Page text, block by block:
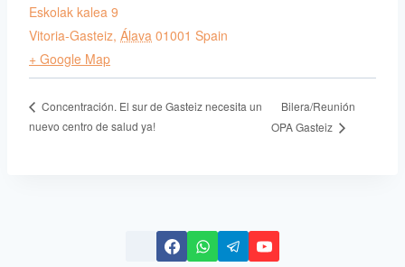
Eskolak kalea 9
Vitoria-Gasteiz, Álava 01001 Spain
+ Google Map
Concentración. El sur de Gasteiz necesita un
nuevo centro de salud ya!
Bilera/Reunión
OPA Gasteiz